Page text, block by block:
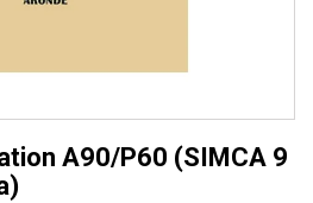
A90/P60 (SIMCA 9